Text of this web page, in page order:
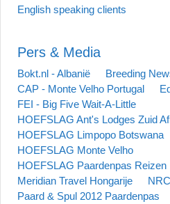
English speaking clients
Pers & Media
Bokt.nl - Albanië
Breeding
CAP - Monte Velho Portugal
FEI - Big Five Wait-A-Little
HOEFSLAG Ant's Lodges Zuid
HOEFSLAG Limpopo Botswana
HOEFSLAG Monte Velho
HOEFSLAG Paardenpas Reizen
Meridian Travel Hongarije
Paard & Spul 2012 Paardenpas